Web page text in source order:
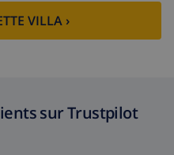
VILLA ›
sur Trustpilot